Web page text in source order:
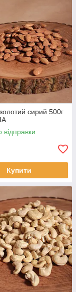
сирий 500г
відправки
Купити